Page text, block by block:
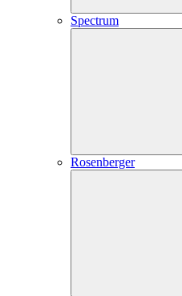
Spectrum
Rosenberger